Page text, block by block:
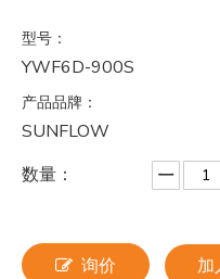
型号：
YWF6D-900S
产品品牌：
SUNFLOW
数量：
询价 加